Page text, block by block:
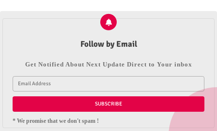
Follow by Email
Get Notified About Next Update Direct to Your inbox
* We promise that we don't spam !